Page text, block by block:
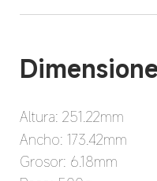
Altura: 251.22mm
Ancho: 173.42mm
Grosor: 6.18mm